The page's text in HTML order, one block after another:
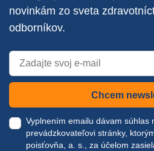
novinkám zo sveta
odborníkov.
Chcem
Vyplnením emailu dávam súhlas
prevádzkovateľovi stránky,
poisťovňa, a. s., za účelom